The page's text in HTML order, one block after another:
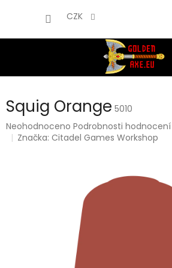
CZK
Squig Orange 5010
Průměrné
hodnocení
Neohodnoceno Podrobnosti hodnocení
Značka:Citadel Games Workshop